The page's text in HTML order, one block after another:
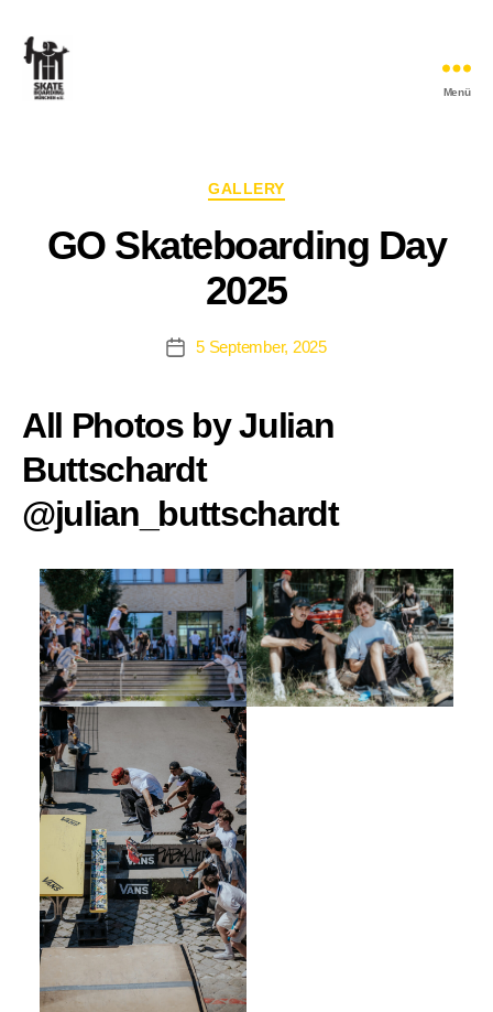
Menü
Kategorien
GALLERY
GO Skateboarding Day
2025
Veröffentlichungsdatum
5 September, 2025
All Photos by Julian
Buttschardt
@julian_buttschardt